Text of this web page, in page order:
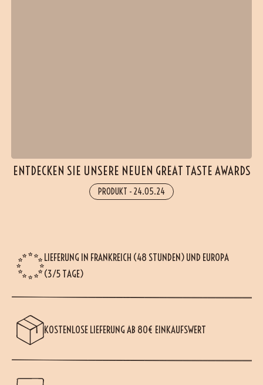
ENTDECKEN SIE UNSERE NEUEN GREAT TASTE AWARDS
PRODUKT - 24.05.24
LIEFERUNG IN FRANKREICH (48 STUNDEN) UND EUROPA
(3/5 TAGE)
KOSTENLOSE LIEFERUNG AB 80€ EINKAUFSWERT